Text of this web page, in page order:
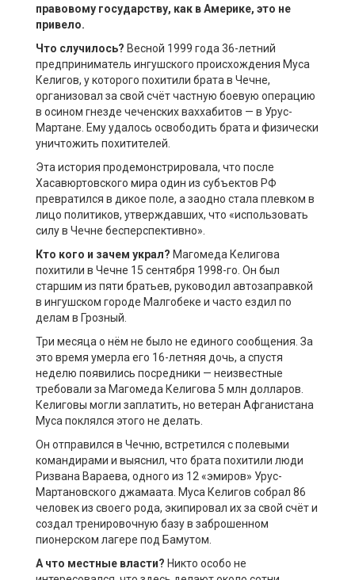
правовому государству, как в Америке, это не
привело.
Что случилось? Весной 1999 года 36-летний
предприниматель ингушского происхождения Муса
Келигов, у которого похитили брата в Чечне,
организовал за свой счёт частную боевую операцию
в осином гнезде чеченских ваххабитов — в Урус-
Мартане. Ему удалось освободить брата и физически
уничтожить похитителей.
Эта история продемонстрировала, что после
Хасавюртовского мира один из субъектов РФ
превратился в дикое поле, а заодно стала плевком в
лицо политиков, утверждавших, что «использовать
силу в Чечне бесперспективно».
Кто кого и зачем украл? Магомеда Келигова
похитили в Чечне 15 сентября 1998-го. Он был
старшим из пяти братьев, руководил автозаправкой
в ингушском городе Малгобеке и часто ездил по
делам в Грозный.
Три месяца о нём не было не единого сообщения. За
это время умерла его 16-летняя дочь, а спустя
неделю появились посредники — неизвестные
требовали за Магомеда Келигова 5 млн долларов.
Келиговы могли заплатить, но ветеран Афганистана
Муса поклялся этого не делать.
Он отправился в Чечню, встретился с полевыми
командирами и выяснил, что брата похитили люди
Ризвана Вараева, одного из 12 «эмиров» Урус-
Мартановского джамаата. Муса Келигов собрал 86
человек из своего рода, экипировал их за свой счёт и
создал тренировочную базу в заброшенном
пионерском лагере под Бамутом.
А что местные власти? Никто особо не